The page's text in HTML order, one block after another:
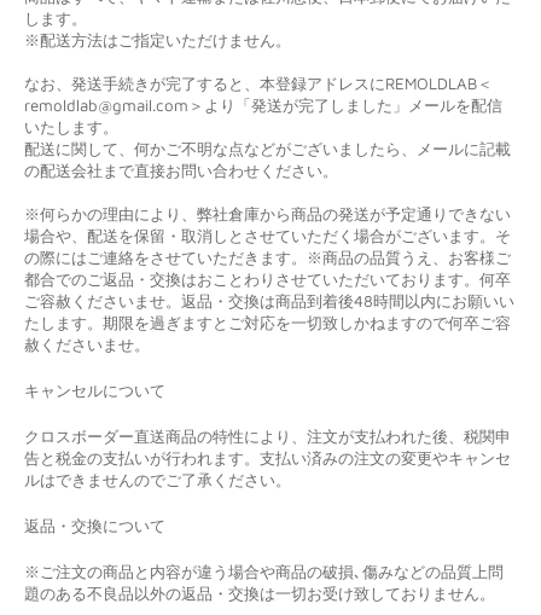
します。
※配送方法はご指定いただけません。
なお、発送手続きが完了すると、本登録アドレスにREMOLDLAB＜
remoldlab@gmail.com＞より「発送が完了しました」メールを配信
いたします。
配送に関して、何かご不明な点などがございましたら、メールに記載
の配送会社まで直接お問い合わせください。
※何らかの理由により、弊社倉庫から商品の発送が予定通りできない
場合や、配送を保留・取消しとさせていただく場合がございます。そ
の際にはご連絡をさせていただきます。※商品の品質うえ、お客様ご
都合でのご返品・交換はおことわりさせていただいております。何卒
ご容赦くださいませ。返品・交換は商品到着後48時間以内にお願いい
たします。期限を過ぎますとご対応を一切致しかねますので何卒ご容
赦くださいませ。
キャンセルについて
クロスボーダー直送商品の特性により、注文が支払われた後、税関申
告と税金の支払いが行われます。支払い済みの注文の変更やキャンセ
ルはできませんのでご了承ください。
返品 ・ 交換について
※ご注文の商品と内容が違う場合や商品の破損､傷みなどの品質上問
題のある不良品以外の返品・交換は一切お受け致しておりません。